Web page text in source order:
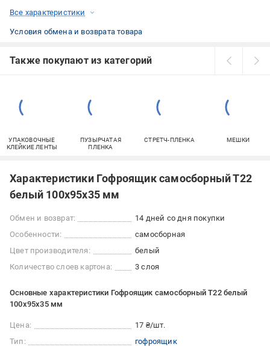
Все характеристики
Условия обмена и возврата товара
Также покупают из категорий
УПАКОВОЧНЫЕ
КЛЕЙКИЕ ЛЕНТЫ
ПУЗЫРЧАТАЯ
ПЛЕНКА
СТРЕТЧ-ПЛЕНКА МЕШКИ
Характеристики Гофроящик самосборный Т22
белый 100x95x35 мм
Обмен и возврат:
14 дней со дня покупки
Особенности:
самосборная
Цвет производителя:
белый
Количество слоев картона:
3 слоя
Основные характеристики Гофроящик самосборный Т22 белый
100x95x35 мм
Цена:
17 ₴/шт.
Тип:
гофроящик